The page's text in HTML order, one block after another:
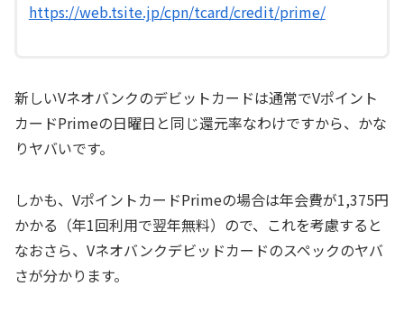
https://web.tsite.jp/cpn/tcard/credit/prime/
新しいVネオバンクのデビットカードは通常でVポイント
カードPrimeの日曜日と同じ還元率なわけですから、かな
りヤバいです。
しかも、VポイントカードPrimeの場合は年会費が1,375円
かかる（年1回利用で翌年無料）ので、これを考慮すると
なおさら、Vネオバンクデビッドカードのスペックのヤバ
さが分かります。